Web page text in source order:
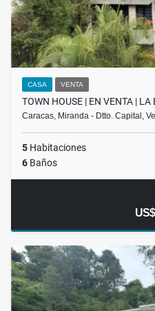
CASA VENTA
TOWN HOUSE | EN VENTA |
Caracas, Miranda - Dtto. Capital,
5 Habitaciones
6 Baños